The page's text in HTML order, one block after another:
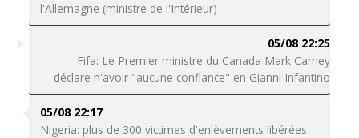
l'Allemagne (ministre de l'Intérieur)
05/08 22:25
Fifa: Le Premier ministre du Canada Mark Carney
déclare n'avoir "aucune confiance" en Gianni Infantino
05/08 22:17
Nigeria: plus de 300 victimes d'enlèvements libérées